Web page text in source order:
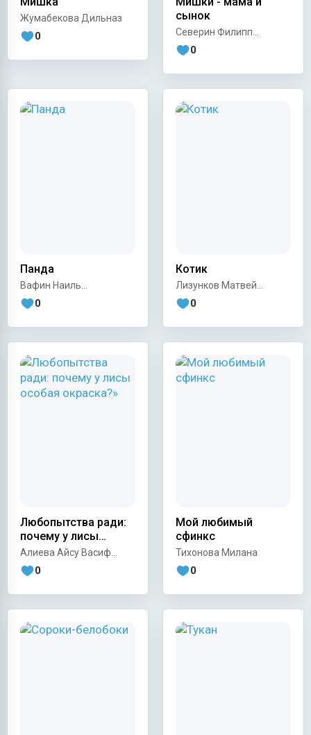
Жумабекова Дильназ
0
сынок
Северин Филипп
Антонович
0
Панда
Вафин Наиль
Робертович
0
Котик
Лизунков Матвей
Артемович
0
Любопытства ради:
почему у лисы
особая окраска?»
Алиева Айсу Васиф
кызы
0
Мой любимый
сфинкс
Тихонова Милана
0